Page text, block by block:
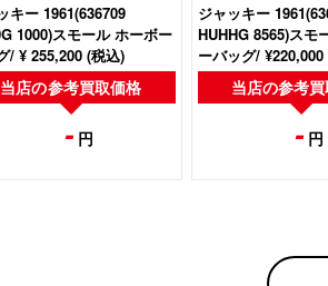
キー 1961(636709
1000)スモール ホーボー
/ ¥ 255,200 (税込)
当店の参考買取価格
-円
ジャッキー
HUHHG 8565)スモ
ーバッグ/
当店の参考
- 円